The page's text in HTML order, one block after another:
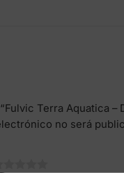
Terra Aquatica –
no será